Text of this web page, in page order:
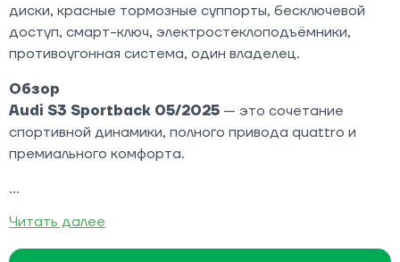
диски, красные тормозные суппорты, бесключевой
доступ, смарт-ключ, электростеклоподъёмники,
противоугонная система, один владелец.
Обзор
Audi S3 Sportback 05/2025 — это сочетание
спортивной динамики, полного привода quattro и
премиального комфорта.
Читать далее